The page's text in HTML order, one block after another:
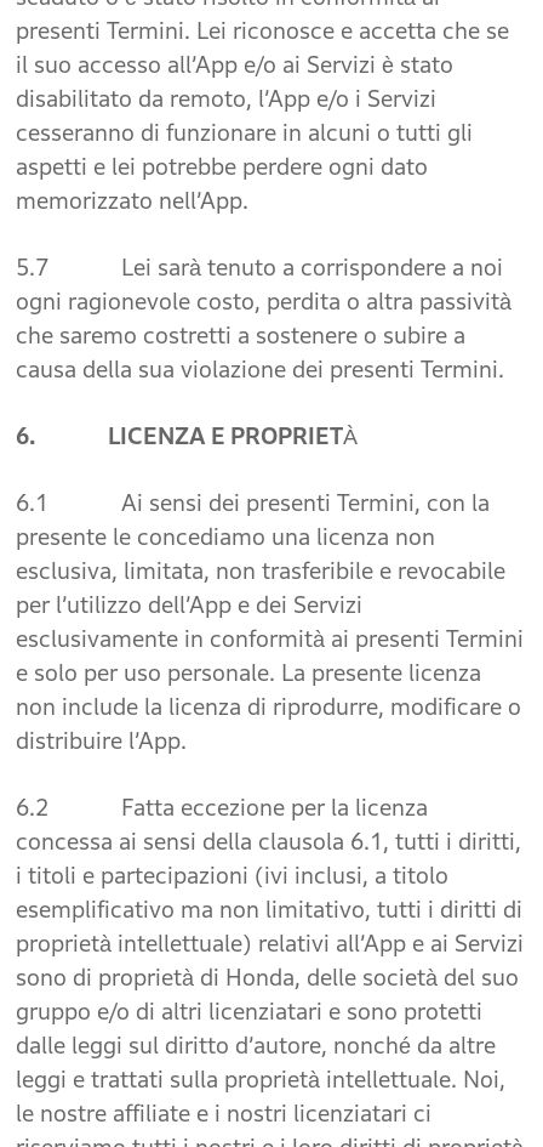
presenti Termini. Lei riconosce e accetta che se
il suo accesso all’App e/o ai Servizi è stato
disabilitato da remoto, l’App e/o i Servizi
cesseranno di funzionare in alcuni o tutti gli
aspetti e lei potrebbe perdere ogni dato
memorizzato nell’App.
5.7 Lei sarà tenuto a corrispondere a noi
ogni ragionevole costo, perdita o altra passività
che saremo costretti a sostenere o subire a
causa della sua violazione dei presenti Termini.
6. LICENZA E PROPRIETÀ
6.1 Ai sensi dei presenti Termini, con la
presente le concediamo una licenza non
esclusiva, limitata, non trasferibile e revocabile
per l’utilizzo dell’App e dei Servizi
esclusivamente in conformità ai presenti Termini
e solo per uso personale. La presente licenza
non include la licenza di riprodurre, modificare o
distribuire l’App.
6.2 Fatta eccezione per la licenza
concessa ai sensi della clausola 6.1, tutti i diritti,
i titoli e partecipazioni (ivi inclusi, a titolo
esemplificativo ma non limitativo, tutti i diritti di
proprietà intellettuale) relativi all’App e ai Servizi
sono di proprietà di Honda, delle società del suo
gruppo e/o di altri licenziatari e sono protetti
dalle leggi sul diritto d’autore, nonché da altre
leggi e trattati sulla proprietà intellettuale. Noi,
le nostre affiliate e i nostri licenziatari ci